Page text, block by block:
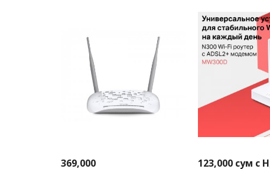
369,000 123,000 сум с